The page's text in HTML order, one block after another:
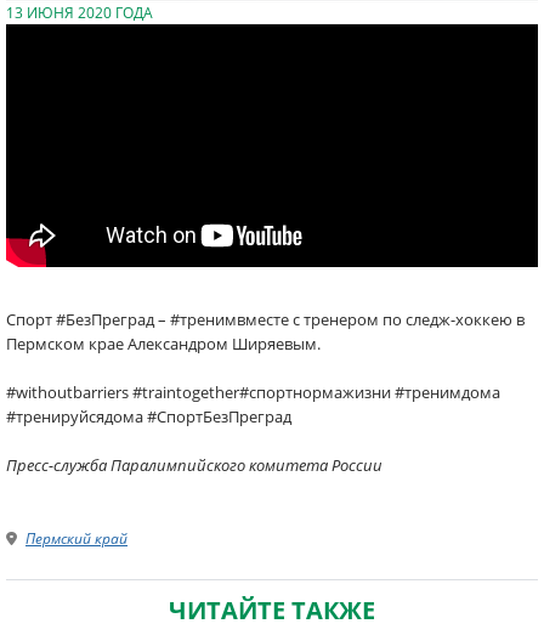
13 ИЮНЯ 2020 ГОДА
Спорт #БезПреград – #тренимвместе с тренером по следж-хоккею в
Пермском крае Александром Ширяевым.
#withoutbarriers #traintogether#спортнормажизни #тренимдома
#тренируйсядома #СпортБезПреград
Пресс-служба Паралимпийского комитета России
Пермский край
ЧИТАЙТЕ ТАКЖЕ